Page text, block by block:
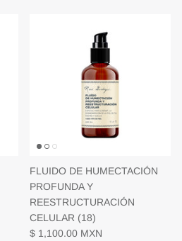
FLUIDO DE HUMECTACIÓN
PROFUNDA Y
REESTRUCTURACIÓN
CELULAR (18)
$ 1,100.00 MXN